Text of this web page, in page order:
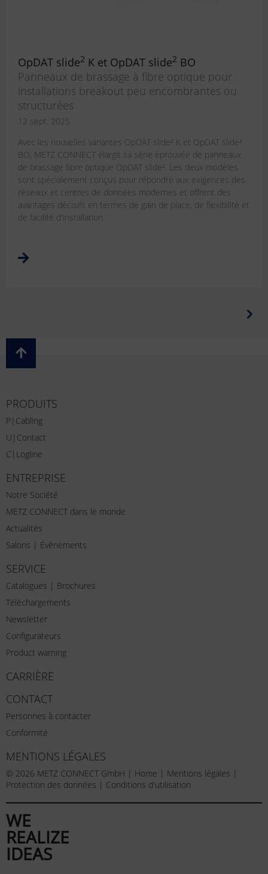
OpDAT slide2 K et OpDAT slide2 BO
Panneaux de brassage à fibre optique pour
installations breakout peu encombrantes ou
structurées
12 sept. 2025
Avec les nouvelles variantes OpDAT slide² K et OpDAT slide²
BO, METZ CONNECT élargit sa série éprouvée de panneaux
de brassage fibre optique OpDAT slide². Les deux modèles
sont spécialement conçus pour répondre aux exigences des
réseaux et centres de données modernes et offrent des
avantages décisifs en termes de gain de place, de flexibilité et
de facilité d'installation.
PRODUITS
P|Cabling
U|Contact
C|Logline
ENTREPRISE
Notre Société
METZ CONNECT dans le monde
Actualités
Salons | Évènements
SERVICE
Catalogues | Brochures
Téléchargements
Newsletter
Configurateurs
Product warning
CARRIÈRE
CONTACT
Personnes à contacter
Conformité
MENTIONS LÉGALES
© 2026 METZ CONNECT GmbH | Home | Mentions légales |
Protection des données | Conditions d'utilisation
WE
REALIZE
IDEAS